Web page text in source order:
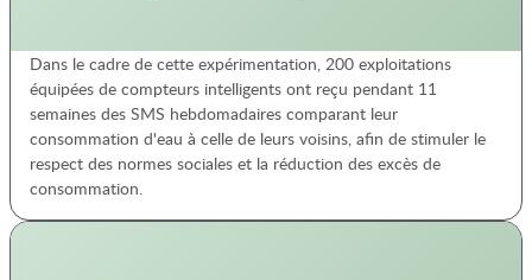
Dans le cadre de cette expérimentation, 200 exploitations
équipées de compteurs intelligents ont reçu pendant 11
semaines des SMS hebdomadaires comparant leur
consommation d'eau à celle de leurs voisins, afin de stimuler le
respect des normes sociales et la réduction des excès de
consommation.